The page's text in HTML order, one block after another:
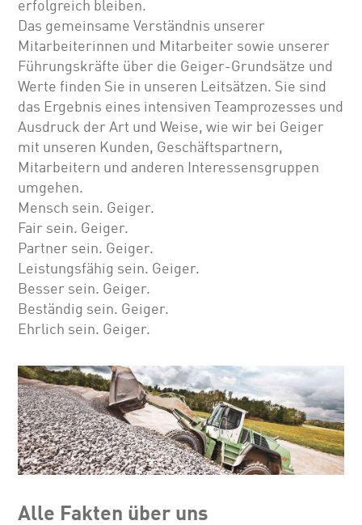
erfolgreich bleiben.
Das gemeinsame Verständnis unserer
Mitarbeiterinnen und Mitarbeiter sowie unserer
Führungskräfte über die Geiger-Grundsätze und
Werte finden Sie in unseren Leitsätzen. Sie sind
das Ergebnis eines intensiven Teamprozesses und
Ausdruck der Art und Weise, wie wir bei Geiger
mit unseren Kunden, Geschäftspartnern,
Mitarbeitern und anderen Interessensgruppen
umgehen.
Mensch sein. Geiger.
Fair sein. Geiger.
Partner sein. Geiger.
Leistungsfähig sein. Geiger.
Besser sein. Geiger.
Beständig sein. Geiger.
Ehrlich sein. Geiger.
Alle Fakten über uns